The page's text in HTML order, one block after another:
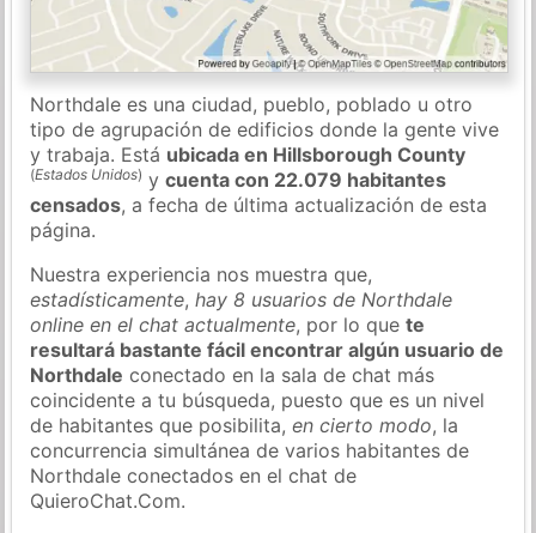
Northdale es una ciudad, pueblo, poblado u otro
tipo de agrupación de edificios donde la gente vive
y trabaja. Está ubicada en Hillsborough County
(Estados Unidos) ycuenta con 22.079 habitantes
censados, a fecha de última actualización de esta
página.
Nuestra experiencia nos muestra que,
estadísticamente,hay 8 usuarios de Northdale
online en el chat actualmente, por lo quete
resultará bastante fácil encontrar algún usuario de
Northdale conectado en la sala de chat más
coincidente a tu búsqueda, puesto que es un nivel
de habitantes que posibilita,en cierto modo, la
concurrencia simultánea de varios habitantes de
Northdale conectados en el chat de
QuieroChat.Com.